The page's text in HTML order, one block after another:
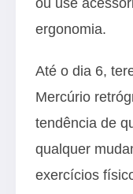
ergonomia.
Até o dia 6,
Mercúrio
tendência de
qualquer
exercícios